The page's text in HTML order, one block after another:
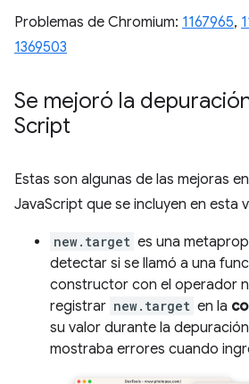
Problemas de Chromium: 1167965,
1369503
Se mejoró la
Script
Estas son algunas de las mejoras
JavaScript que se incluyen en esta
new.target es una
detectar si se llamó a una
constructor con el operador
registrar new.target en la
su valor durante la
mostraba errores cuando